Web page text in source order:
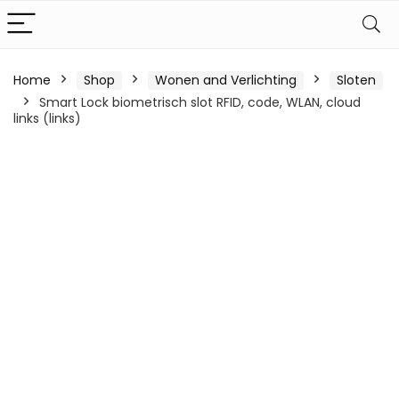
Home Shop Wonen and Verlichting
Sloten
Smart Lock biometrisch slot RFID, code, WLAN, cloud
links (links)